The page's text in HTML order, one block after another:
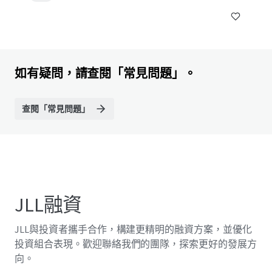
如有疑問，請查閱「常見問題」。
查閱「常見問題」
JLL融資
JLL與投資者攜手合作，構建更精明的融資方案，並優化
投資組合表現。歡迎聯絡我們的團隊，探索更好的發展方
向。